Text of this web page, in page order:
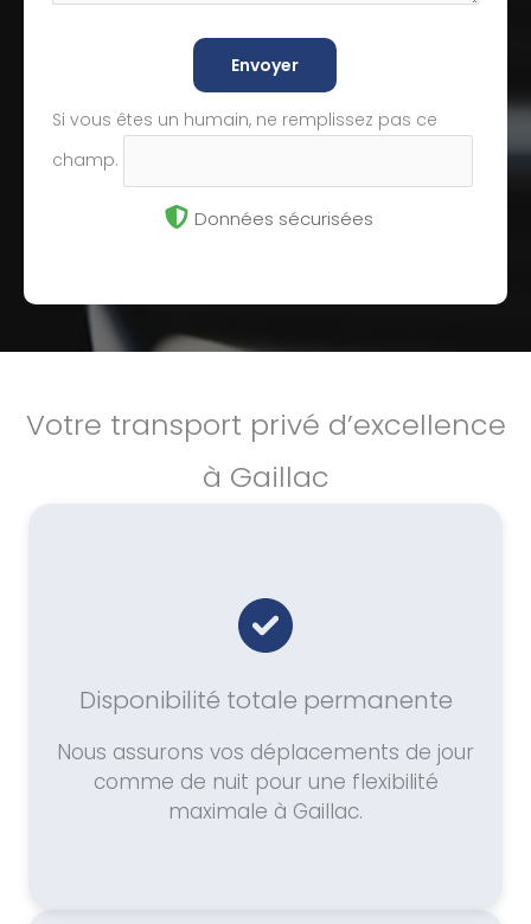
Envoyer
Si vous êtes un humain, ne remplissez pas ce
champ.
Données sécurisées
Votre transport privé d’excellence
à Gaillac
Disponibilité totale permanente
Nous assurons vos déplacements de jour
comme de nuit pour une flexibilité
maximale à Gaillac.